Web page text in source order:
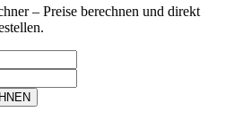
– Preise berechnen und direkt